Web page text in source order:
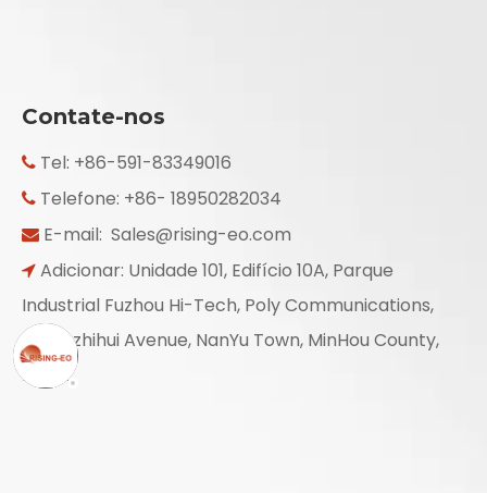
Contate-nos
 Tel: +86-591-83349016
 Telefone: +86- 18950282034
 E-mail: Sales@rising-eo.com
 Adicionar: Unidade 101, Edifício 10A, Parque
Industrial Fuzhou Hi-Tech, Poly Communications,
No.20 zhihui Avenue, NanYu Town, MinHou County,
Fujian